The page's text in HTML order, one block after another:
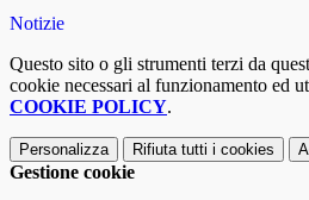
Notizie
Questo sito o gli strumenti terzi da
cookie necessari al funzionamento ed
COOKIE POLICY.
Personalizza Rifiuta tutti i cookies
Gestione cookie